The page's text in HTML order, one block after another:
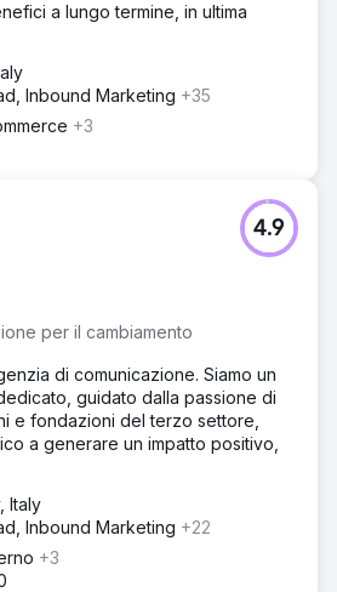
a lungo termine, in ultima
Inbound Marketing +35
+3
per il cambiamento
4.9
di comunicazione. Siamo un
guidato dalla passione di
e fondazioni del terzo settore,
a generare un impatto positivo,
Italy
Inbound Marketing +22
+3